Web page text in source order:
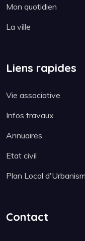
Mon quotidien
La ville
Liens rapides
Vie associative
Infos travaux
Annuaires
Etat civil
Plan Local
Contact